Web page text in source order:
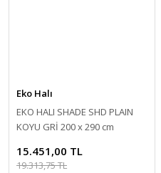
Eko Halı
EKO HALI SHADE SHD PLAIN
KOYU GRİ 200 x 290 cm
15.451,00 TL
19.313,75 TL